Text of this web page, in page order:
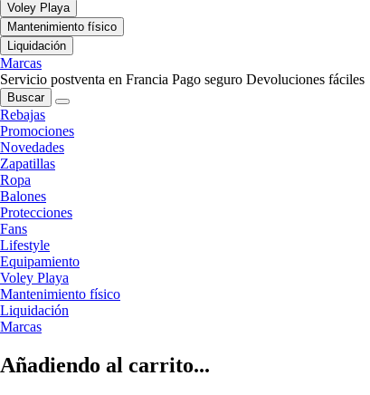
Voley Playa
Mantenimiento físico
Liquidación
Marcas
Servicio postventa en Francia Pago seguro Devoluciones fáciles
Buscar
Rebajas
Promociones
Novedades
Zapatillas
Ropa
Balones
Protecciones
Fans
Lifestyle
Equipamiento
Voley Playa
Mantenimiento físico
Liquidación
Marcas
Añadiendo al carrito...